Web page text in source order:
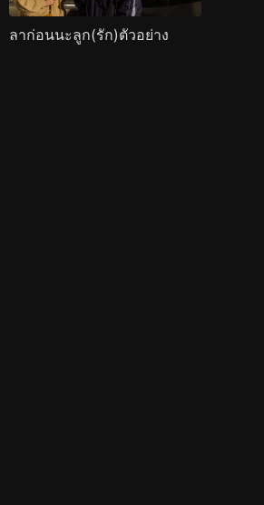
ลาก่อนนะลูก(รัก)ตัวอย่าง